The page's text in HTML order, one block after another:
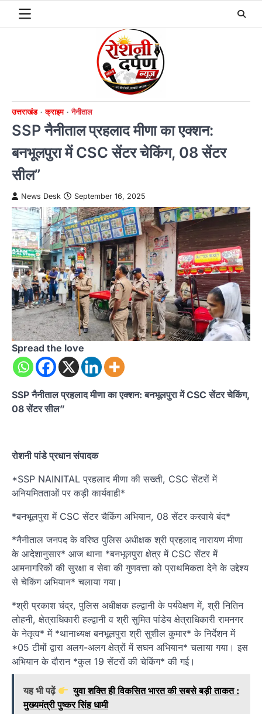
उत्तराखंड क्राइम नैनीताल
SSP नैनीताल प्रहलाद मीणा का एक्शन:
बनभूलपुरा में CSC सेंटर चेकिंग, 08 सेंटर
सील”
News Desk September 16, 2025
Spread the love
SSP नैनीताल प्रहलाद मीणा का एक्शन: बनभूलपुरा में CSC सेंटर चेकिंग,
08 सेंटर सील”
रोशनी पांडे प्रधान संपादक
*SSP NAINITAL प्रहलाद मीणा की सख्ती, CSC सेंटरों में
अनियमितताओं पर कड़ी कार्यवाही*
*बनभूलपुरा में CSC सेंटर चैकिंग अभियान, 08 सेंटर करवाये बंद*
*नैनीताल जनपद के वरिष्ठ पुलिस अधीक्षक श्री प्रहलाद नारायण मीणा
के आदेशानुसार* आज थाना *बनभूलपुरा क्षेत्र में CSC सेंटर में
आमनागरिकों की सुरक्षा व सेवा की गुणवत्ता को प्राथमिकता देने के उद्देश्य
से चेकिंग अभियान* चलाया गया।
*श्री प्रकाश चंद्र, पुलिस अधीक्षक हल्द्वानी के पर्यवेक्षण में, श्री नितिन
लोहनी, क्षेत्राधिकारी हल्द्वानी व श्री सुमित पांडेय क्षेत्राधिकारी रामनगर
के नेतृत्व* में *थानाध्यक्ष बनभूलपुरा श्री सुशील कुमार* के निर्देशन में
*05 टीमों द्वारा अलग-अलग क्षेत्रों में सघन अभियान* चलाया गया। इस
अभियान के दौरान *कुल 19 सेंटरों की चेकिंग* की गई।
यह भी पढ़ें
युवा शक्ति ही विकसित भारत की सबसे बड़ी ताकत :
मुख्यमंत्री पुष्कर सिंह धामी